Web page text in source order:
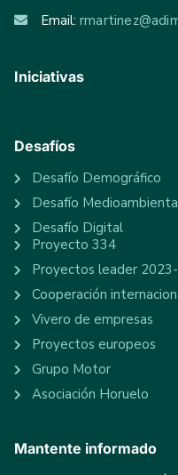
Email:
Iniciativas
Desafíos
Desafío Demográfico
Desafío
Desafío Digital
Proyecto 334
Proyectos leader
Cooperación
Vivero de empresas
Proyectos europeos
Grupo Motor
Asociación Horuelo
Mantente informado